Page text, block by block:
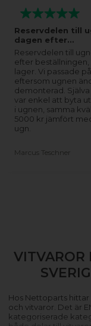
Reservdelen till
dagen efter…
Reservdelen till
efter beställningen,
lager. Vi passade
eftersom ugnen
demonterad.
var enkel att byta
i ugnen, samma
5000 kr jämfört
ugn.
Marcus Teschner
VITVAROR
Hos Nettoparts
och vitvaror. Det är
kategoriserade